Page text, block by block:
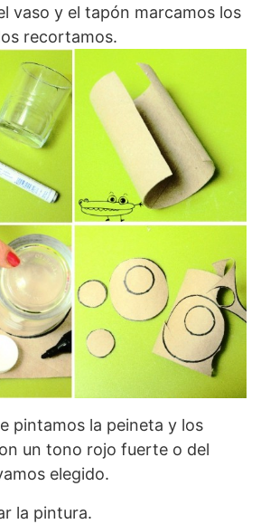
vaso y el tapón marcamos los
recortamos.
pintamos la peineta y los
un tono rojo fuerte o del
elegido.
la pintura.